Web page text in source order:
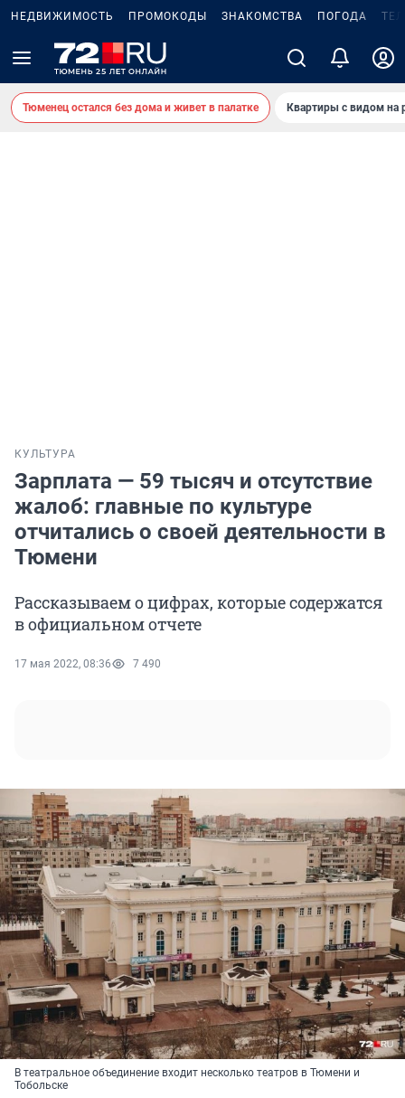
НЕДВИЖИМОСТЬ ПРОМОКОДЫ ЗНАКОМСТВА ПОГОДА
Тюменец остался без дома и живет в палатке Квартиры с видом на
КУЛЬТУРА
Зарплата — 59 тысяч и отсутствие
жалоб: главные по культуре
отчитались о своей деятельности в
Тюмени
Рассказываем о цифрах, которые содержатся
в официальном отчете
17 мая 2022, 08:36 7 490
В театральное объединение входит несколько театров в Тюмени и
Тобольске